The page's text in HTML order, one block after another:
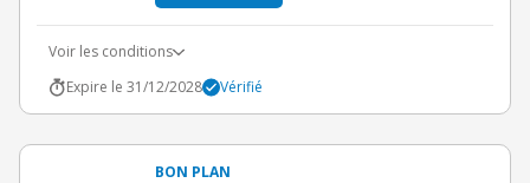
Voir les conditions
Expire le 31/12/2028
Vérifié
BON PLAN